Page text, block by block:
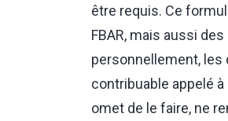
être requis. Ce
FBAR, mais aussi
personnellement, les
contribuable appelé à
omet de le faire, ne